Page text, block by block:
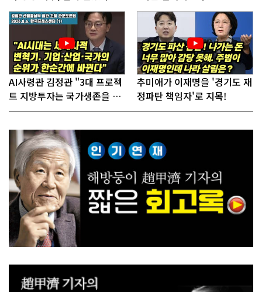
전 짓고싶다"
AI사령관 김정관 "3대 프로젝
트 지방투자는 국가생존을 건
대전략"
추미애가 이재명을 '경기도 재
정파탄 책임자'로 지목!